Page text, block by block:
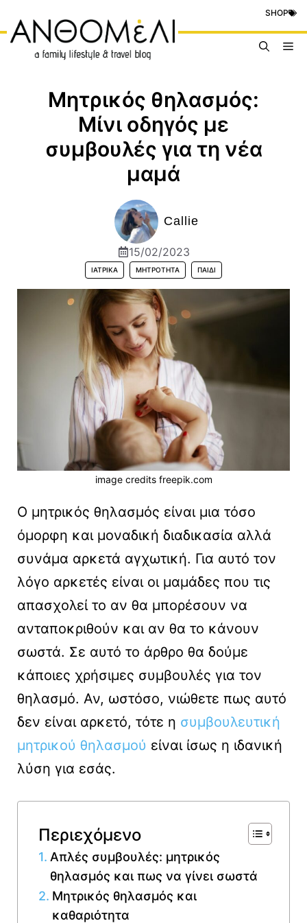
περιεχόμενο
SHOP
Μητρικός θηλασμός:
Μίνι οδηγός με
συμβουλές για τη νέα
μαμά
Callie
15/02/2023
ΙΑΤΡΙΚΆ ΜΗΤΡΌΤΗΤΑ ΠΑΙΔΊ
image credits freepik.com
Ο μητρικός θηλασμός είναι μια τόσο
όμορφη και μοναδική διαδικασία αλλά
συνάμα αρκετά αγχωτική. Για αυτό τον
λόγο αρκετές είναι οι μαμάδες που τις
απασχολεί το αν θα μπορέσουν να
ανταποκριθούν και αν θα το κάνουν
σωστά. Σε αυτό το άρθρο θα δούμε
κάποιες χρήσιμες συμβουλές για τον
θηλασμό. Αν, ωστόσο, νιώθετε πως αυτό
δεν είναι αρκετό, τότε η συμβουλευτική
μητρικού θηλασμού είναι ίσως η ιδανική
λύση για εσάς.
Περιεχόμενο
Απλές συμβουλές: μητρικός
θηλασμός και πως να γίνει σωστά
Μητρικός θηλασμός και
καθαριότητα